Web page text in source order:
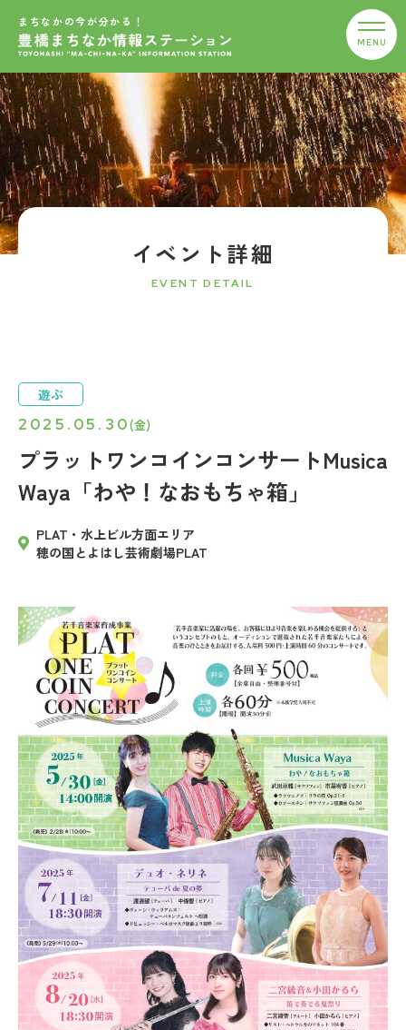
まちなかの今が分かる！
イベント詳細
EVENT DETAIL
プラットワンコインコンサートMusica
Waya「わや！なおもちゃ箱」
2025.05.30(金)
遊ぶ
PLAT・水上ビル方面エリア
穂の国とよはし芸術劇場PLAT